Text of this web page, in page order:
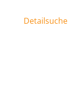
Detailsuche